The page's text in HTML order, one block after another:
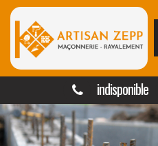
indisponible